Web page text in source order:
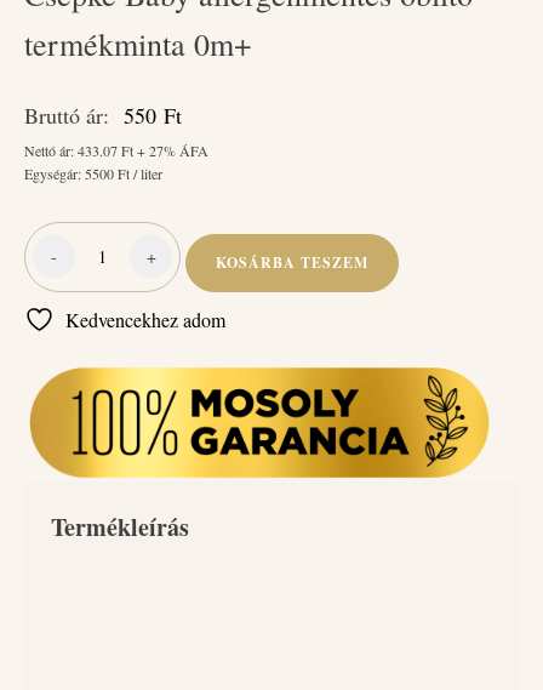
termékminta 0m+
Bruttó ár: 550 Ft
Nettó ár:433.07Ft + 27% ÁFA
Egységár: 5500Ft / liter
-
Csepke
allergénmentes
termékminta
0m+
mennyiség
+ KOSÁRBA TESZEM
Kedvencekhez adom
Termékleírás